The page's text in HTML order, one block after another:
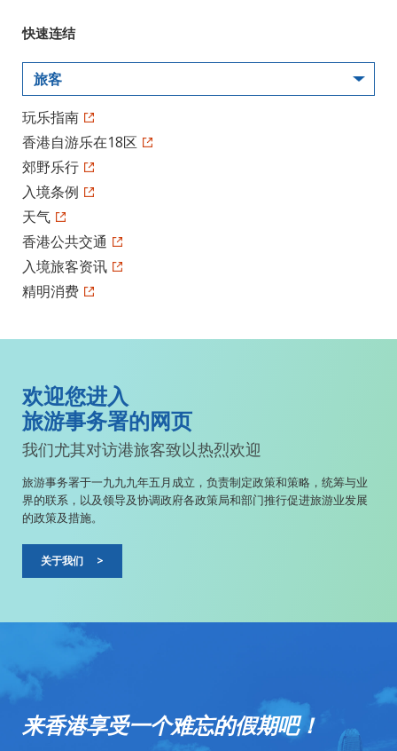
快速连结
旅客
玩乐指南
香港自游乐在18区
郊野乐行
入境条例
天气
香港公共交通
入境旅客资讯
精明消费
欢迎您进入
旅游事务署的网页
我们尤其对访港旅客致以热烈欢迎
旅游事务署于一九九九年五月成立，负责制定政策和策略，统筹与业
界的联系，以及领导及协调政府各政策局和部门推行促进旅游业发展
的政策及措施。
关于我们 >
来香港享受一个难忘的假期吧！